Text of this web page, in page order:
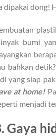
dipakai dong!
bumi
bahkan
yang siap
at home!
menjadi
Gaya